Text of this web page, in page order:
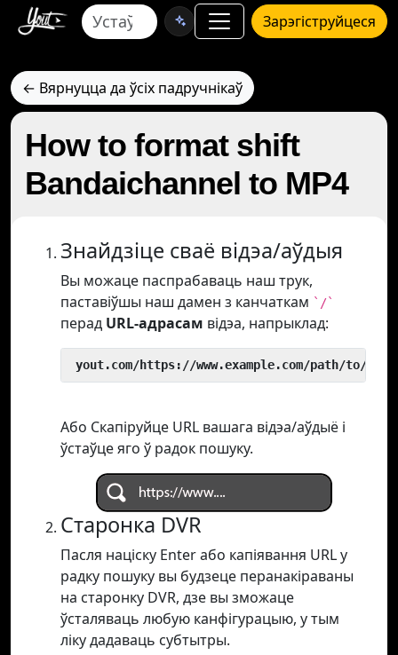
Зарэгіструйцеся
← Вярнуцца да ўсіх падручнікаў
How to format shift
Bandaichannel to MP4
Знайдзіце сваё відэа/аўдыя
Вы можаце паспрабаваць наш трук,
паставіўшы наш дамен з канчаткам `/`
перад URL-адрасам відэа, напрыклад:
yout.com/https://www.example.com/path/to/
Або Скапіруйце URL вашага відэа/аўдыё і
ўстаўце яго ў радок пошуку.
Старонка DVR
Пасля націску Enter або капіявання URL у
радку пошуку вы будзеце перанакіраваны
на старонку DVR, дзе вы зможаце
ўсталяваць любую канфігурацыю, у тым
ліку дадаваць субтытры.